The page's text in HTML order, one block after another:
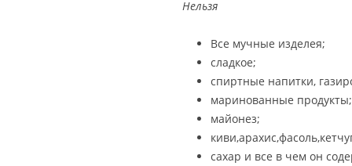
Нельзя
Все мучные изделея;
сладкое;
спиртные напитки,
маринованные продукты;
майонез;
сахар и все в чем он